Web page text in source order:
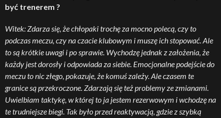
być trenerem ?
Witek: Zdarza się, że chłopaki trochę za mocno polecą, czy to
podczas meczu, czy na czacie klubowym i muszę ich stopować. Ale
to są krótkie uwagi i po sprawie. Wychodzę jednak z założenia, że
każdy jest dorosły i odpowiada za siebie. Emocjonalne podejście do
meczu to nic złego, pokazuje, że komuś zależy. Ale czasem te
granice są przekroczone. Zdarzają się też problemy ze zmianami.
Uwielbiam taktykę, w której to ja jestem rezerwowym i wchodzę na
te trudniejsze biegi. Tak było przed reaktywacją, gdzie z szybką